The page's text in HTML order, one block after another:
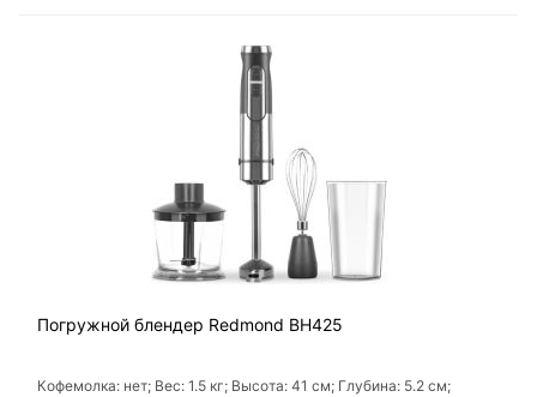
Погружной блендер Redmond BH425
Кофемолка: нет; Вес: 1.5 кг; Высота: 41 см; Глубина: 5.2 см;